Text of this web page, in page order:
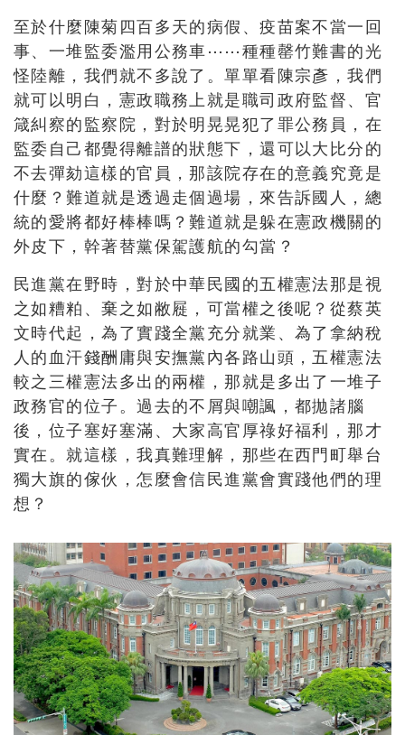
至於什麼陳菊四百多天的病假、疫苗案不當一回
事、一堆監委濫用公務車⋯⋯種種罄竹難書的光
怪陸離，我們就不多說了。單單看陳宗彥，我們
就可以明白，憲政職務上就是職司政府監督、官
箴糾察的監察院，對於明晃晃犯了罪公務員，在
監委自己都覺得離譜的狀態下，還可以大比分的
不去彈劾這樣的官員，那該院存在的意義究竟是
什麼？難道就是透過走個過場，來告訴國人，總
統的愛將都好棒棒嗎？難道就是躲在憲政機關的
外皮下，幹著替黨保駕護航的勾當？
民進黨在野時，對於中華民國的五權憲法那是視
之如糟粕、棄之如敝屣，可當權之後呢？從蔡英
文時代起，為了實踐全黨充分就業、為了拿納稅
人的血汗錢酬庸與安撫黨內各路山頭，五權憲法
較之三權憲法多出的兩權，那就是多出了一堆子
政務官的位子。過去的不屑與嘲諷，都拋諸腦
後，位子塞好塞滿、大家高官厚祿好福利，那才
實在。就這樣，我真難理解，那些在西門町舉台
獨大旗的傢伙，怎麼會信民進黨會實踐他們的理
想？